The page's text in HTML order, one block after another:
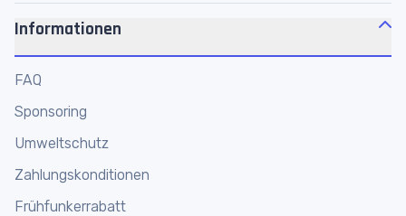
Akkus
Zubehör
Personenführungsanlagen
Megafone
Funkmikrofone
Motorola Platin Partner
Werkstatt
Funkgeräte Shop
Funkgeräte online mieten
Informationen
FAQ
Sponsoring
Umweltschutz
Zahlungskonditionen
Frühfunkerrabatt